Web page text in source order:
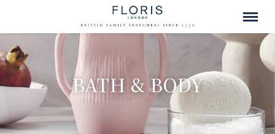
BATH & BODY